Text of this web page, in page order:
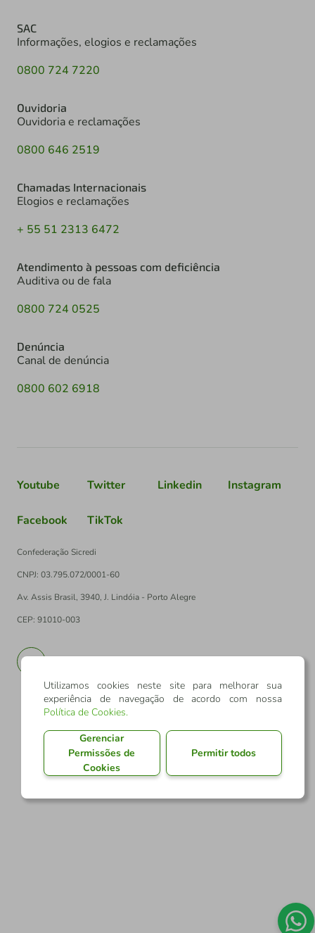
SAC
Informações, elogios e reclamações
0800 724 7220
Ouvidoria
Ouvidoria e reclamações
0800 646 2519
Chamadas Internacionais
Elogios e reclamações
+ 55 51 2313 6472
Atendimento à pessoas com deficiência
Auditiva ou de fala
0800 724 0525
Denúncia
Canal de denúncia
0800 602 6918
Youtube Twitter Linkedin Instagram
Facebook TikTok
Confederação Sicredi
CNPJ: 03.795.072/0001-60
Av. Assis Brasil, 3940, J. Lindóia - Porto Alegre
CEP: 91010-003
PT
Utilizamos cookies neste site para melhorar sua
experiência de navegação de acordo com nossa
Política de Cookies.
Gerenciar
Permissões de
Cookies
Permitir todos